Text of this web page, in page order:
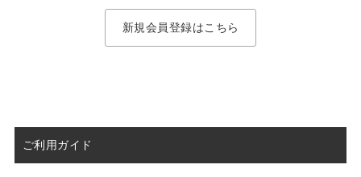
新規会員登録はこちら
ご利用ガイド